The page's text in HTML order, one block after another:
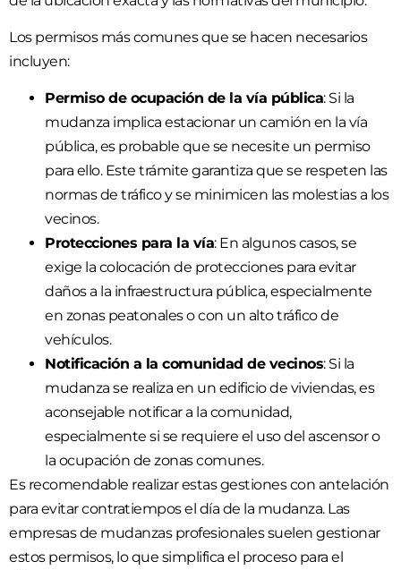
Los permisos más comunes que se hacen necesarios
incluyen:
Permiso de ocupación de la vía pública: Si la
mudanza implica estacionar un camión en la vía
pública, es probable que se necesite un permiso
para ello. Este trámite garantiza que se respeten las
normas de tráfico y se minimicen las molestias a los
vecinos.
Protecciones para la vía: En algunos casos, se
exige la colocación de protecciones para evitar
daños a la infraestructura pública, especialmente
en zonas peatonales o con un alto tráfico de
vehículos.
Notificación a la comunidad de vecinos: Si la
mudanza se realiza en un edificio de viviendas, es
aconsejable notificar a la comunidad,
especialmente si se requiere el uso del ascensor o
la ocupación de zonas comunes.
Es recomendable realizar estas gestiones con antelación
para evitar contratiempos el día de la mudanza. Las
empresas de mudanzas profesionales suelen gestionar
estos permisos, lo que simplifica el proceso para el